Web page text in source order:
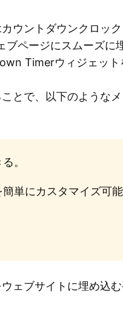
ウントダウンクロッ
ページにスムーズに
Timerウィジェット
とで、以下のような
。
単にカスタマイズ可
ェブサイトに埋め込む